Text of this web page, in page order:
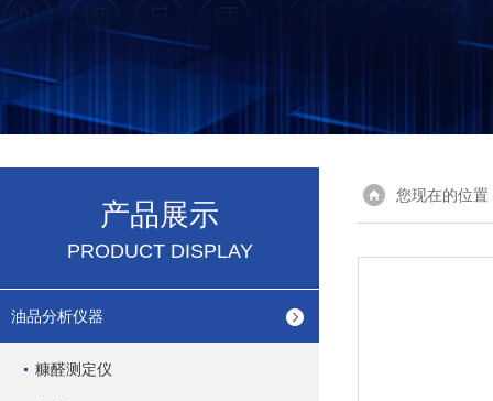
产品展示
PRODUCT DISPLAY
油品分析仪器
糠醛测定仪
您现在的位置